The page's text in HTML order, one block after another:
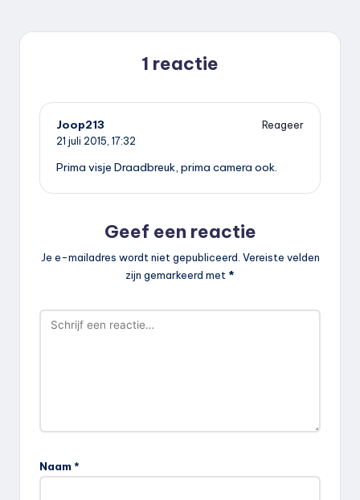
1 reactie
Joop213
Reageer
21 juli 2015, 17:32
Prima visje Draadbreuk, prima camera ook.
Geef een reactie
Je e-mailadres wordt niet gepubliceerd. Vereiste velden
zijn gemarkeerd met *
Naam *